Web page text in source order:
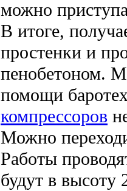
можно
В итоге,
простенки и
пенобетоном.
помощи
компрессоров
Можно
Работы
будут в